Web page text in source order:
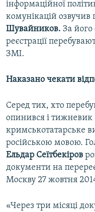
інформаційної
комунікацій озвучив
Шувайников. За
реєстрації
ЗМІ.
Наказано чекати
Серед тих, хто
опинився і тижневик
кримськотатарське
російською мовою.
Ельдар Сеїтбекіров
документи на
Москву 27 жовтня
«Через три місяці